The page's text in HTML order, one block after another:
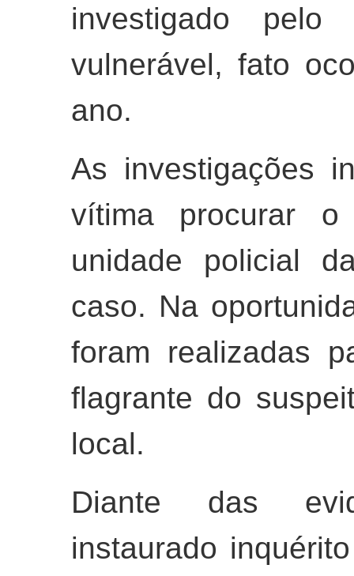
investigado
vulnerável, fato
ano.
As investigações
vítima procurar
unidade policial
caso. Na
foram realizadas
flagrante do
local.
Diante das
instaurado